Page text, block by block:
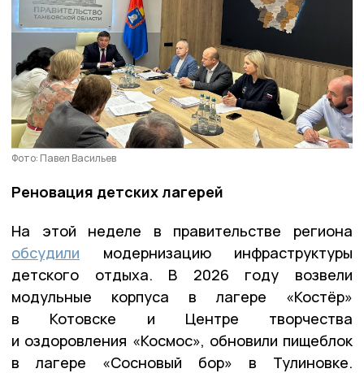
Фото: Павел Васильев
Реновация детских лагерей
На этой неделе в правительстве региона
обсудили модернизацию инфраструктуры
детского отдыха. В 2026 году возвели
модульные корпуса в лагере «Костёр»
в Котовске и Центре творчества
и оздоровления «Космос», обновили пищеблок
в лагере «Сосновый бор» в Тулиновке.